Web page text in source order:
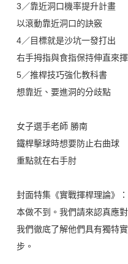
3／靠近洞口機率提升計畫
以滾動靠近洞口的訣竅
4／目標就是沙坑一發打出
右手拇指與食指保持伸直來
5／推桿技巧強化教科書
想靠近、要進洞的分歧點
女子選手老師 勝南
鐵桿擊球時想要防止右曲球
重點就在右手肘
封面特集《實戰揮桿理論》
本做不到。我們請來認真應
我們徹底了解他們具有獨特
步。